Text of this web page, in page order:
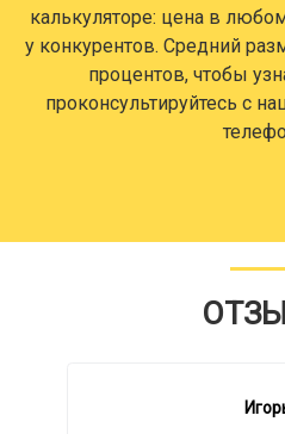
калькуляторе: цена в
у конкурентов. Средний
процентов, чтобы
проконсультируйтесь с